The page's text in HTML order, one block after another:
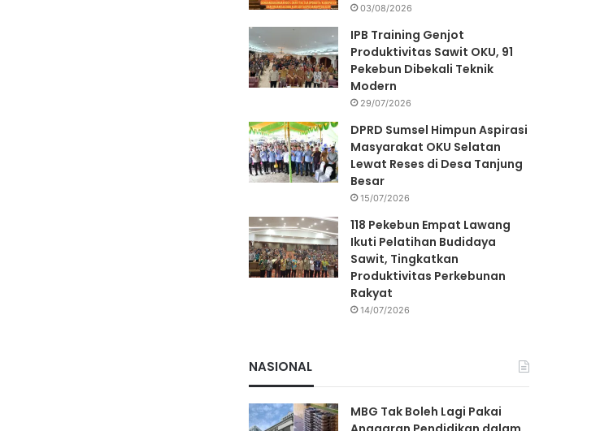
03/08/2026
IPB Training Genjot
Produktivitas Sawit OKU, 91
Pekebun Dibekali Teknik
Modern
29/07/2026
DPRD Sumsel Himpun Aspirasi
Masyarakat OKU Selatan
Lewat Reses di Desa Tanjung
Besar
15/07/2026
118 Pekebun Empat Lawang
Ikuti Pelatihan Budidaya
Sawit, Tingkatkan
Produktivitas Perkebunan
Rakyat
14/07/2026
NASIONAL
MBG Tak Boleh Lagi Pakai